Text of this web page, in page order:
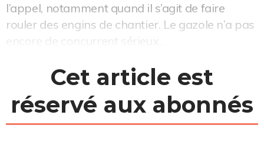
l’appel, notamment quand il s’agit de faire
rouler des engins de chantier. Le gazole n’a pas
encore de concurrent sérieux...
Cet article est
réservé aux abonnés